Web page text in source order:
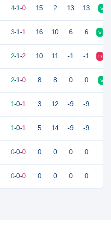
4-1-0 15 2 13 13 V
3-1-1 16 10 6 6 V
2-1-2 10 11 -1 -1 D
2-1-0 8 8 0 0 V
1-0-1 3 12 -9 -9
1-0-1 5 14 -9 -9
0-0-0 0 0 0 0
0-0-0 0 0 0 0